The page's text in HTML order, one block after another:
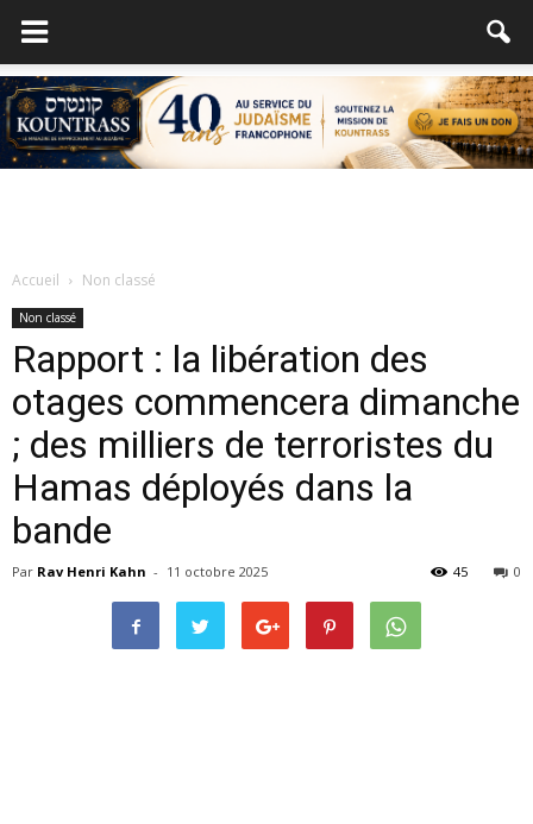
Accueil Non classé
Non classé
Rapport : la libération des
otages commencera dimanche
; des milliers de terroristes du
Hamas déployés dans la
bande
Par Rav Henri Kahn - 11 octobre 2025 0
45